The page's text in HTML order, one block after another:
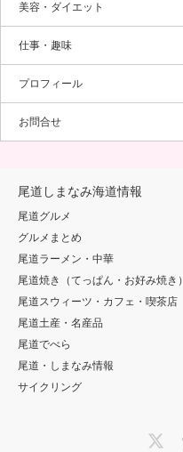
美容・ダイエット
仕事・趣味
プロフィール
お問合せ
尾道しまなみ海道情報
尾道グルメ
グルメまとめ
尾道ラーメン・中華
尾道焼き（てっぱん・お好み焼き）
尾道スウィーツ・カフェ・喫茶店
尾道土産・名産品
尾道でべら
尾道・しまなみ情報
サイクリング
InstagramRSS